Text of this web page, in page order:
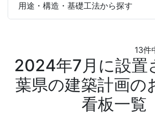
用途・構造・基礎工法から探す
13件
2024年7月に設置
葉県の建築計画の
看板一覧